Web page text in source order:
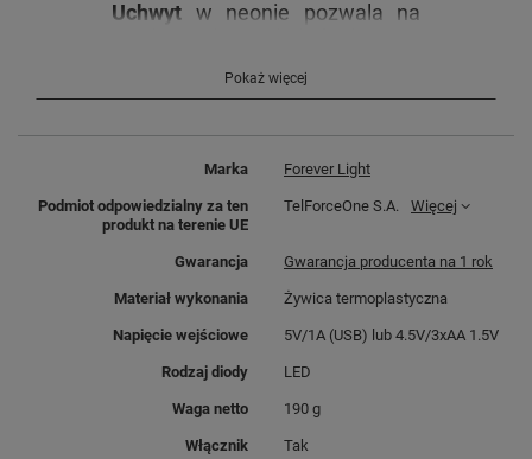
Uchwyt w neonie pozwala na
Nastrojowe światło będzie
barów i innych przestrzeni, gdzie
barwy wyjątkowopodkreślą
wyróżnia neony to ichjednolite
rozpraszanie światła
zauważalnych punktów
świetlnych.
technologii LED
Pokaż więcej
Marka Forever Light
Podmiot odpowiedzialny za ten
produkt na terenie UE
TelForceOne S.A. Więcej
Gwarancja Gwarancja producenta na 1 rok
Materiał wykonania Żywica termoplastyczna
Napięcie wejściowe 5V/1A (USB) lub 4.5V/3xAA 1.5V
Rodzaj diody LED
Waga netto 190 g
Włącznik Tak